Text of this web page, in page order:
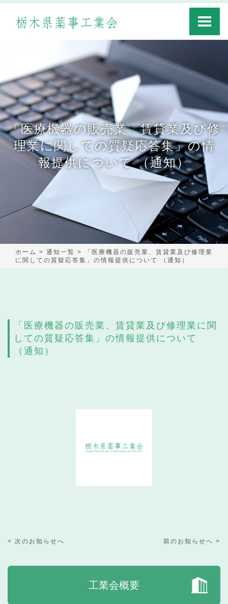
Toggle
「医療機器の販売業、賃貸業及び修
理業に関しての質疑応答集」の情
報提供について （通知）
ホーム > 通知一覧 >
「医療機器の販売業、賃貸業及び修理業
に関しての質疑応答集」の情報提供について （通知）
「医療機器の販売業、賃貸業及び修理業に関
しての質疑応答集」の情報提供について
（通知）
< 次のお知らせへ 前のお知らせへ >
工業会概要